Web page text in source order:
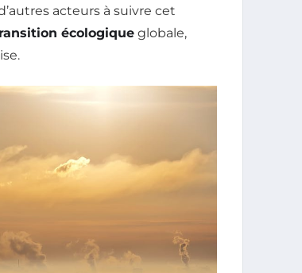
acteurs à suivre cet
écologique globale,